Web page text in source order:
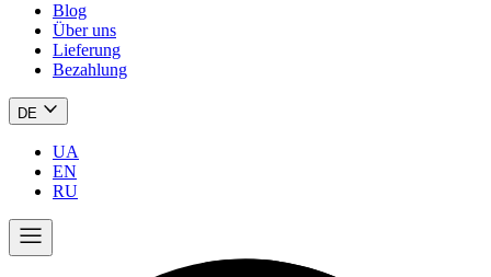
Blog
Über uns
Lieferung
Bezahlung
DE
UA
EN
RU